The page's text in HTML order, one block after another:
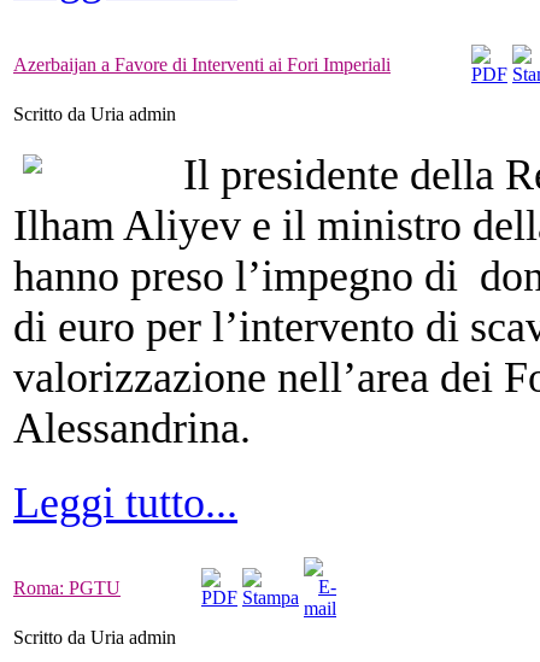
Azerbaijan a Favore di Interventi ai Fori Imperiali
Scritto da Uria admin
Il presidente della
Ilham Aliyev e il ministro
hanno preso l’impegno di
di euro per l’intervento di
valorizzazione nell’area dei
Alessandrina.
Leggi tutto...
Roma: PGTU
Scritto da Uria admin